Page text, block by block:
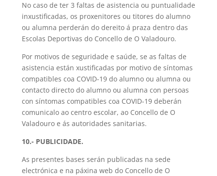
No caso de ter 3 faltas de asistencia ou puntualidade
inxustificadas, os proxenitores ou titores do alumno
ou alumna perderán do dereito á praza dentro das
Escolas Deportivas do Concello de O Valadouro.
Por motivos de seguridade e saúde, se as faltas de
asistencia están xustificadas por motivo de síntomas
compatibles coa COVID-19 do alumno ou alumna ou
contacto directo do alumno ou alumna con persoas
con síntomas compatibles coa COVID-19 deberán
comunicalo ao centro escolar, ao Concello de O
Valadouro e ás autoridades sanitarias.
10.- PUBLICIDADE.
As presentes bases serán publicadas na sede
electrónica e na páxina web do Concello de O